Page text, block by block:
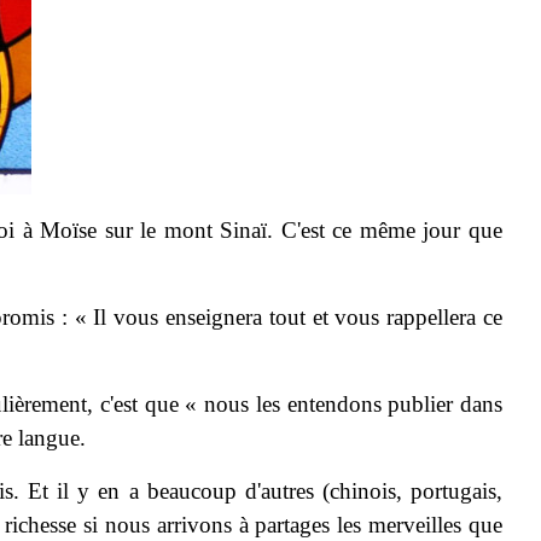
à Moïse sur le mont Sinaï. C'est ce même jour que
: « Il vous enseignera tout et vous rappellera ce
c'est que « nous les entendons publier dans
langue.
Et il y en a beaucoup d'autres (chinois, portugais,
si nous arrivons à partages les merveilles que